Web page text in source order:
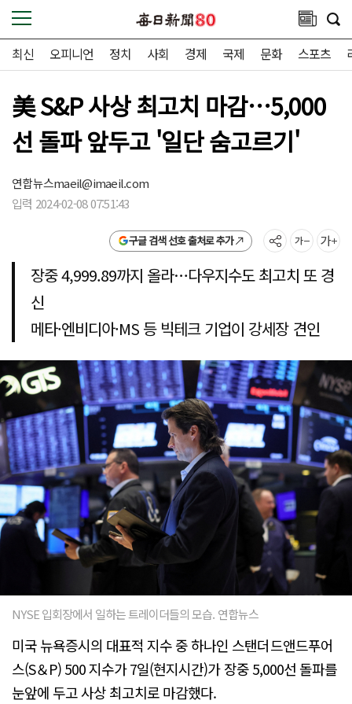
최신 오피니언 정치 사회 경제 국제 문화 스포츠
美 S&P 사상 최고치 마감…5,000
선 돌파 앞두고 '일단 숨고르기'
연합뉴스maeil@imaeil.com
입력 2024-02-08 07:51:43
구글 검색 선호 출처로 추가
장중 4,999.89까지 올라…다우지수도 최고치 또 경
신
메타·엔비디아·MS 등 빅테크 기업이 강세장 견인
NYSE 입회장에서 일하는 트레이더들의 모습. 연합뉴스
미국 뉴욕증시의 대표적 지수 중 하나인 스탠더드앤드푸어
스(S＆P) 500 지수가 7일(현지시간)가 장중 5,000선 돌파를
눈앞에 두고 사상 최고치로 마감했다.